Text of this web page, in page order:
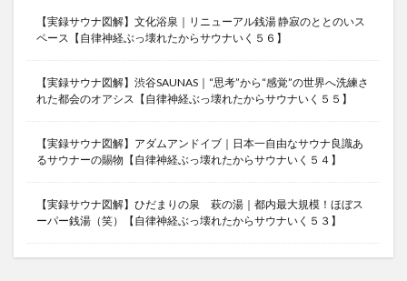
【実録サウナ図解】文化浴泉｜リニューアル銭湯 静寂のととのいス
ペース【自律神経ぶっ壊れたからサウナいく５６】
【実録サウナ図解】渋谷SAUNAS｜“思考”から“感覚”の世界へ洗練さ
れた都会のオアシス【自律神経ぶっ壊れたからサウナいく５５】
【実録サウナ図解】アダムアンドイブ｜日本一自由なサウナ良識あ
るサウナーの賜物【自律神経ぶっ壊れたからサウナいく５４】
【実録サウナ図解】ひだまりの泉 萩の湯｜都内最大規模！ほぼス
ーパー銭湯（笑）【自律神経ぶっ壊れたからサウナいく５３】